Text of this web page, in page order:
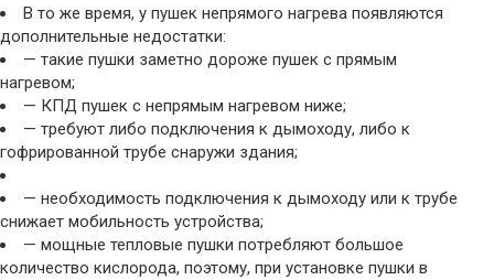
В то же время, у пушек непрямого нагрева появляются
дополнительные недостатки:
— такие пушки заметно дороже пушек с прямым
нагревом;
— КПД пушек с непрямым нагревом ниже;
— требуют либо подключения к дымоходу, либо к
гофрированной трубе снаружи здания;
— необходимость подключения к дымоходу или к трубе
снижает мобильность устройства;
— мощные тепловые пушки потребляют большое
количество кислорода, поэтому, при установке пушки в